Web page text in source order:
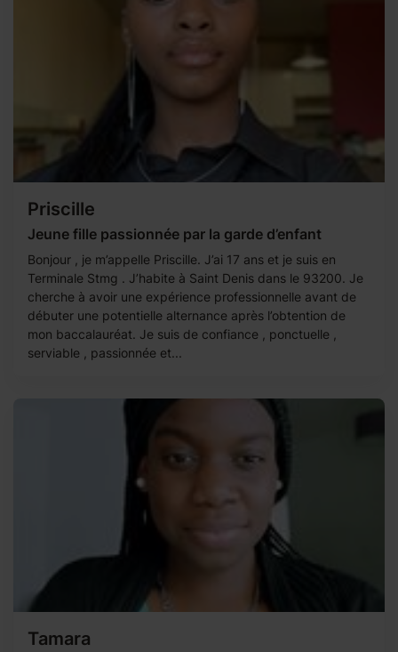
Priscille
Jeune fille passionnée par la garde d’enfant
Bonjour , je m’appelle Priscille. J’ai 17 ans et je suis en
Terminale Stmg . J’habite à Saint Denis dans le 93200. Je
cherche à avoir une expérience professionnelle avant de
débuter une potentielle alternance après l’obtention de
mon baccalauréat. Je suis de confiance , ponctuelle ,
serviable , passionnée et...
Tamara